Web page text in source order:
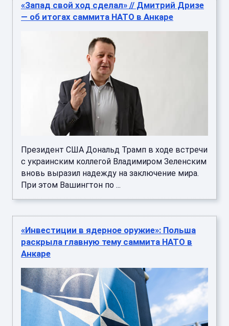
«Запад свой ход сделал» // Дмитрий Дризе
— об итогах саммита НАТО в Анкаре
Президент США Дональд Трамп в ходе встречи
с украинским коллегой Владимиром Зеленским
вновь выразил надежду на заключение мира.
При этом Вашингтон по ...
«Инвестиции в ядерное оружие»: Польша
раскрыла главную тему саммита НАТО в
Анкаре